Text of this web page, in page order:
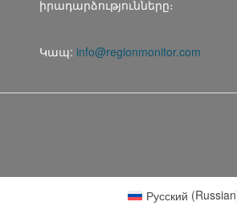
իրադարձությունները։
Կապ: info@regionmonitor.com
Русский (Russian